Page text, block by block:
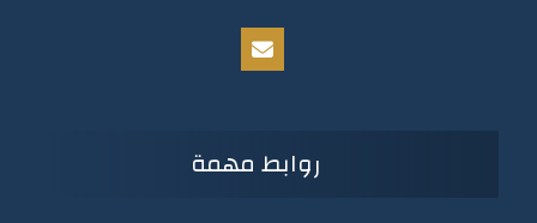
روابط مهمة